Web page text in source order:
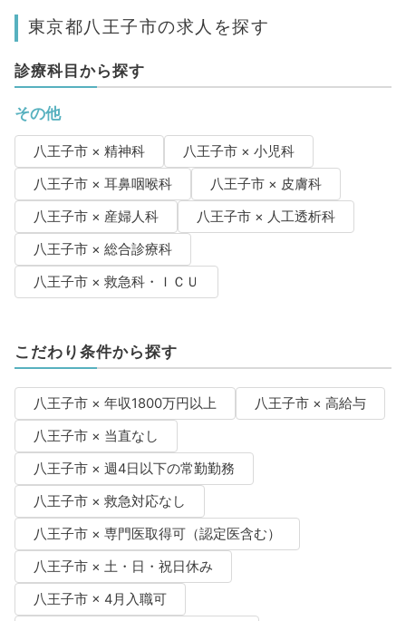
東京都八王子市の求人を探す
診療科目から探す
その他
八王子市 × 精神科
八王子市 × 小児科
八王子市 × 耳鼻咽喉科
八王子市 × 皮膚科
八王子市 × 産婦人科
八王子市 × 人工透析科
八王子市 × 総合診療科
八王子市 × 救急科・ＩＣＵ
こだわり条件から探す
八王子市 × 年収1800万円以上
八王子市 × 高給与
八王子市 × 当直なし
八王子市 × 週4日以下の常勤勤務
八王子市 × 救急対応なし
八王子市 × 専門医取得可（認定医含む）
八王子市 × 土・日・祝日休み
八王子市 × 4月入職可